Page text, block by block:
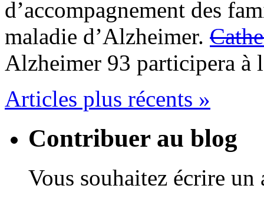
d’accompagnement des
maladie d’Alzheimer.
Alzheimer 93 participera à
Articles plus récents »
Contribuer au blog
Vous souhaitez écrire